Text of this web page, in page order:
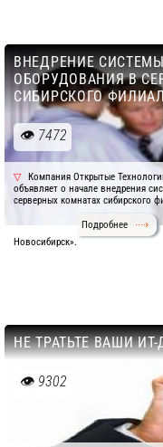
ВНЕДРЕНИЕ
ОБОРУДОВАНИЯ В
СИБИРСКОГО
7472
Компания Открытые
объявляет о начале внедрения
серверных комнатах сибирского
Новосибирск».
Подробнее
НЕ ТРАТЬТЕ ВАШИ
9302